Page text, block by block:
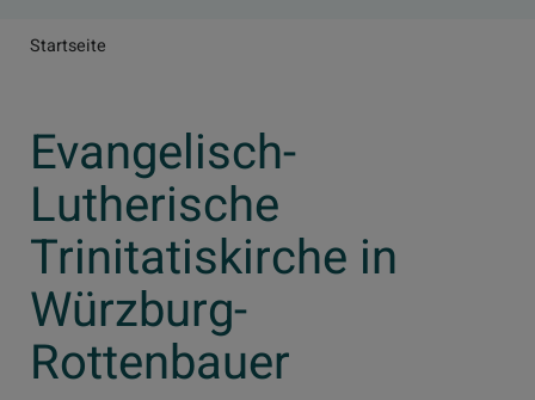
Breadcrumb
Startseite
Evangelisch-
Lutherische
Trinitatiskirche in
Würzburg-
Rottenbauer